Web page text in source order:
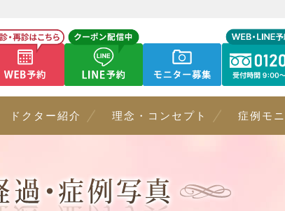
ドクター紹介 理念・コンセプト 症例モ